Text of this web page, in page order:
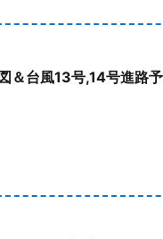
＆台風13号,14号進路予